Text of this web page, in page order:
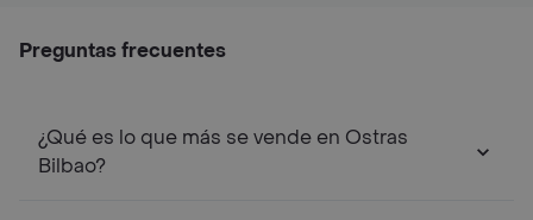
Preguntas frecuentes
¿Qué es lo que más se vende en Ostras
Bilbao?